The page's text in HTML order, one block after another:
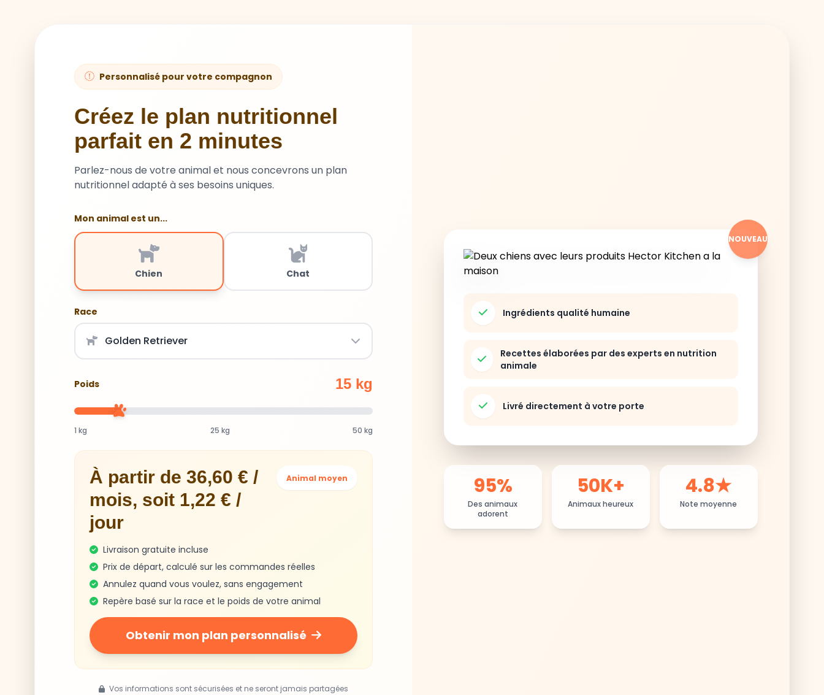
Personnalisé pour votre compagnon
Créez le plan nutritionnel
parfait en 2 minutes
Parlez-nous de votre animal et nous concevrons un plan
nutritionnel adapté à ses besoins uniques.
Mon animal est un...
Chien Chat
Race
Poids 15 kg
1 kg 25 kg 50 kg
À partir de 36,60 € /
mois, soit 1,22 € /
jour
Animal moyen
Livraison gratuite incluse
Prix de départ, calculé sur les commandes réelles
Annulez quand vous voulez, sans engagement
Repère basé sur la race et le poids de votre animal
Obtenir mon plan personnalisé
Vos informations sont sécurisées et ne seront jamais partagées
NOUVEAU
Ingrédients qualité humaine
Recettes élaborées par des experts en nutrition
animale
Livré directement à votre porte
95%
Des animaux
adorent
50K+
Animaux heureux
4.8★
Note moyenne